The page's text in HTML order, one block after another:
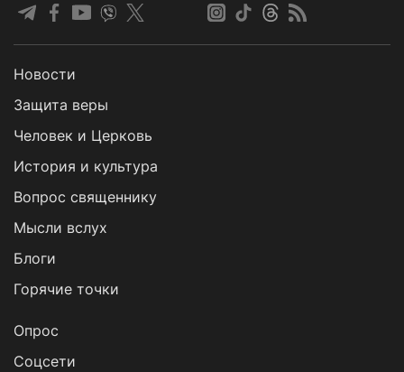
Новости
Защита веры
Человек и Церковь
История и культура
Вопрос священнику
Мысли вслух
Блоги
Горячие точки
Опрос
Cоцсети